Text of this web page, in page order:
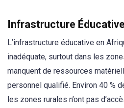
Infrastructure Éducative
L’infrastructure éducative en
inadéquate, surtout dans les
manquent de ressources
personnel qualifié. Environ 40 %
les zones rurales n’ont pas